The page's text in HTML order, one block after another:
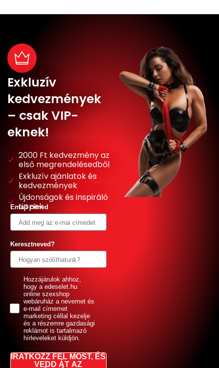
Exkluzív
kedvezmények
– csak VIP-
eknek!
2000 Ft kedvezmény az
első megrendelésedből
Exkluzív ajánlatok és
kedvezmények
Újdonságok és inspiráló
tippek
Email címed
Keresztneved?
GDPRHozzájárulok ahhoz,
hogy a edeselet.hu
online szexshop
webáruház a nevemet és
e-mail címemet
marketing céllal kezelje
és a részemre gazdasági
reklámot is tartalmazó
hírleveleket küldjön.
IRATKOZZ FEL MOST, ÉS
VEDD ÁT AZ